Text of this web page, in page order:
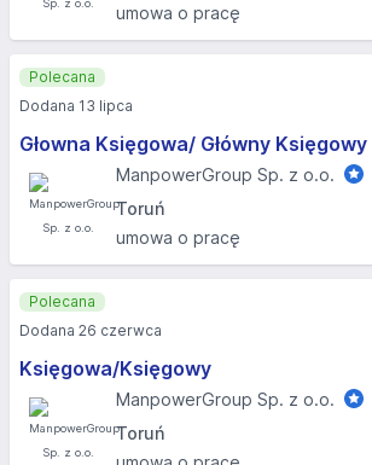
umowa o pracę
Głowna Księgowa/ Główny Księgowy
ManpowerGroup Sp. z o.o.
Toruń
umowa o pracę
Polecana
Dodana 13 lipca
Księgowa/Księgowy
ManpowerGroup Sp. z o.o.
Toruń
Polecana
Dodana 26 czerwca